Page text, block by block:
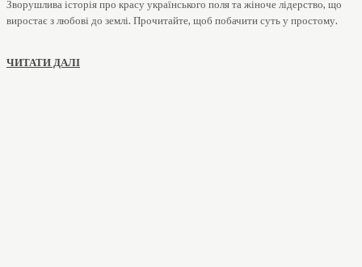
Зворушлива історія про красу українського поля та жіноче лідерство, що
виростає з любові до землі. Прочитайте, щоб побачити суть у простому.
ЧИТАТИ ДАЛІ